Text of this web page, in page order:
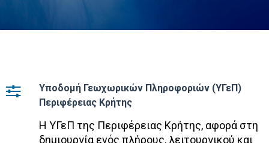
Υποδομή Γεωχωρικών Πληροφοριών (ΥΓεΠ)
Περιφέρειας Κρήτης
Η ΥΓεΠ της Περιφέρειας Κρήτης, αφορά στη
δημιουργία ενός πλήρους, λειτουργικού και